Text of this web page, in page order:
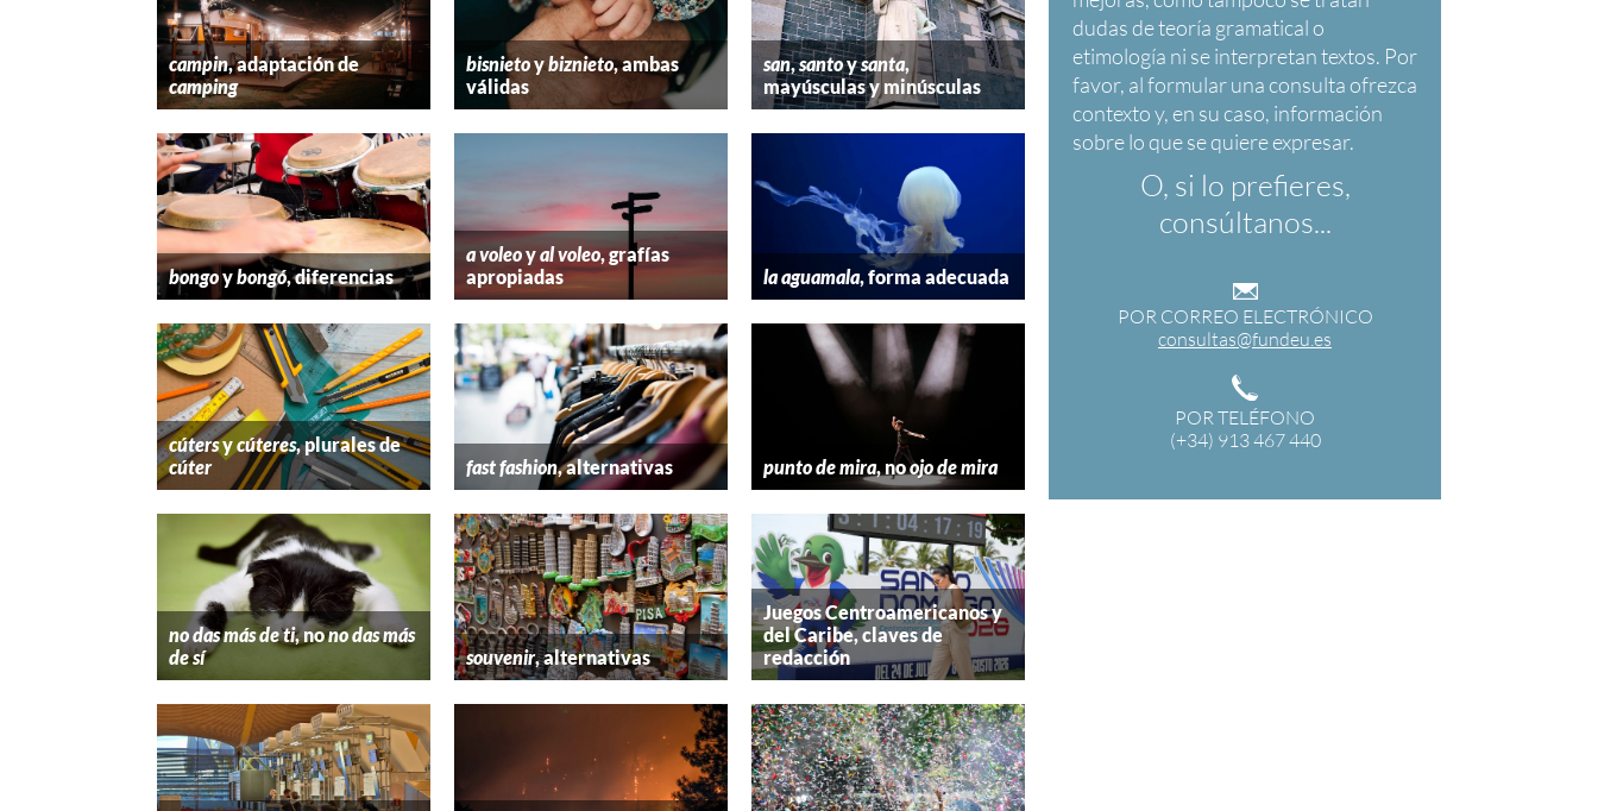
O, si lo prefieres,
consúltanos...
POR CORREO ELECTRÓNICO
consultas@fundeu.es
POR TELÉFONO
(+34) 913 467 440
campin, adaptación de
camping
bisnietoybiznieto, ambas
válidas
san,santoysanta,
mayúsculas y minúsculas
bongoybongó, diferencias
a voleoyal voleo, grafías
apropiadas
la aguamala, forma adecuada
cútersycúteres, plurales de
cúter
fast fashion, alternativas punto de mira, noojo de mira
no das más de ti, nono das más
de sí
souvenir, alternativas
Juegos Centroamericanos y
del Caribe, claves de
redacción